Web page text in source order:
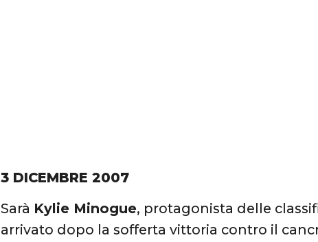
3 DICEMBRE 2007
Sarà Kylie Minogue, protagonista delle
arrivato dopo la sofferta vittoria contro il